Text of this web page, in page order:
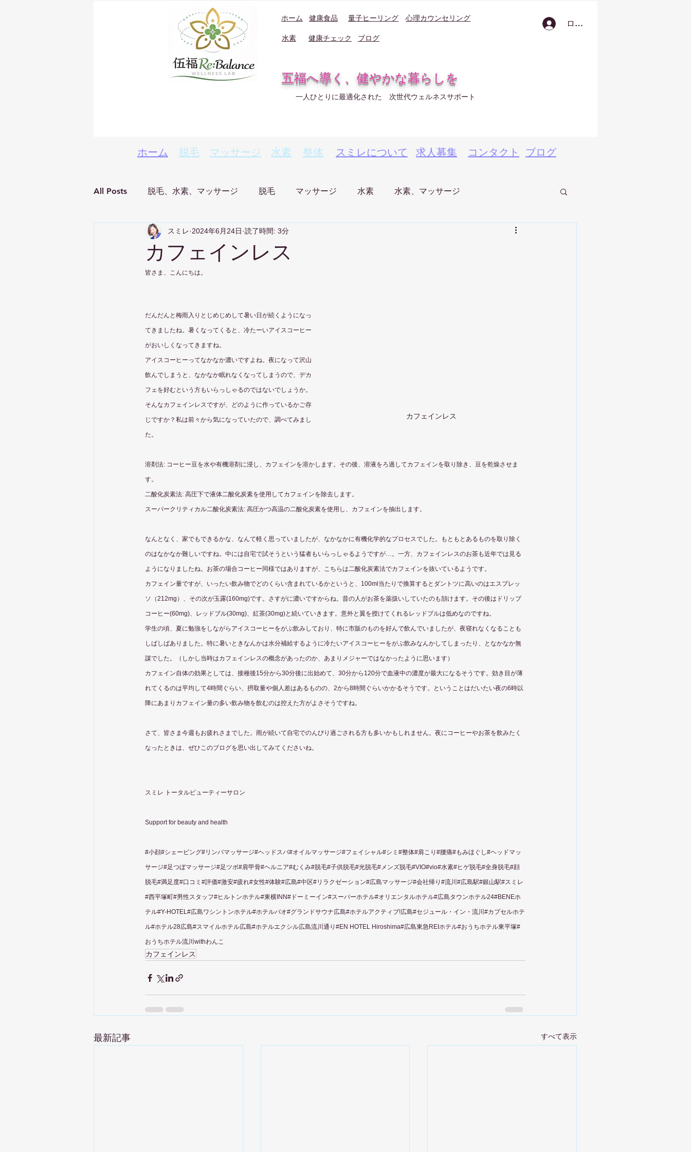
ホーム 健康食品 量子ヒーリング 心理カウンセリング
水素 健康チェック ブログ
五福へ導く、健やかな暮らしを
一人ひとりに最適化された 次世代ウェルネスサポート
ログイン
ホーム 脱毛 マッサージ 水素 整体 スミレについて 求人募集 コンタクト ブログ
All Posts 脱毛、水素、マッサージ 脱毛 マッサージ 水素 水素、マッサージ
カフェインレス
スミレ 2024年6月24日 読了時間: 3分
皆さま、こんにちは。
カフェインレス
だんだんと梅雨入りとじめじめして暑い日が続くようになっ
てきましたね。暑くなってくると、冷たーいアイスコーヒー
がおいしくなってきますね。
アイスコーヒーってなかなか濃いですよね。夜になって沢山
飲んでしまうと、なかなか眠れなくなってしまうので、デカ
フェを好むという方もいらっしゃるのではないでしょうか。
そんなカフェインレスですが、どのように作っているかご存
じですか？私は前々から気になっていたので、調べてみまし
た。
溶剤法: コーヒー豆を水や有機溶剤に浸し、カフェインを溶かします。その後、溶液をろ過してカフェインを取り除き、豆を乾燥させま
す。
二酸化炭素法: 高圧下で液体二酸化炭素を使用してカフェインを除去します。
スーパークリティカル二酸化炭素法: 高圧かつ高温の二酸化炭素を使用し、カフェインを抽出します。
なんとなく、家でもできるかな、なんて軽く思っていましたが、なかなかに有機化学的なプロセスでした。もともとあるものを取り除く
のはなかなか難しいですね。中には自宅で試そうという猛者もいらっしゃるようですが…。一方、カフェインレスのお茶も近年では見る
ようになりましたね。お茶の場合コーヒー同様ではありますが、こちらは二酸化炭素法でカフェインを抜いているようです。
カフェイン量ですが、いったい飲み物でどのくらい含まれているかというと、100ml当たりで換算するとダントツに高いのはエスプレッ
ソ（212mg）、その次が玉露(160mg)です。さすがに濃いですからね。昔の人がお茶を薬扱いしていたのも頷けます。その後はドリップ
コーヒー(60mg)、レッドブル(30mg)、紅茶(30mg)と続いていきます。意外と翼を授けてくれるレッドブルは低めなのですね。
学生の頃、夏に勉強をしながらアイスコーヒーをがぶ飲みしており、特に市販のものを好んで飲んでいましたが、夜寝れなくなることも
しばしばありました。特に暑いときなんかは水分補給するように冷たいアイスコーヒーをがぶ飲みなんかしてしまったり、となかなか無
謀でした。（しかし当時はカフェインレスの概念があったのか、あまりメジャーではなかったように思います）
カフェイン自体の効果としては、接種後15分から30分後に出始めて、30分から120分で血液中の濃度が最大になるそうです。効き目が薄
れてくるのは平均して4時間ぐらい、摂取量や個人差はあるものの、2から8時間ぐらいかかるそうです。ということはだいたい夜の6時以
降にあまりカフェイン量の多い飲み物を飲むのは控えた方がよさそうですね。
さて、皆さま今週もお疲れさまでした。雨が続いて自宅でのんびり過ごされる方も多いかもしれません。夜にコーヒーやお茶を飲みたく
なったときは、ぜひこのブログを思い出してみてくださいね。
スミレ トータルビューティーサロン
Support for beauty and health
#小顔#シェービング#リンパマッサージ#ヘッドスパ#オイルマッサージ#フェイシャル#シミ#整体#肩こり#腰痛#もみほぐし#ヘッドマッ
サージ#足つぼマッサージ#足ツボ#肩甲骨#ヘルニア#むくみ#脱毛#子供脱毛#光脱毛#メンズ脱毛#VIO#vio#水素#ヒゲ脱毛#全身脱毛#顔
脱毛#満足度#口コミ#評価#激安#疲れ#女性#体験#広島#中区#リラクゼーション#広島マッサージ#会社帰り#流川#広島駅#銀山駅#スミレ
#西平塚町#男性スタッフ#ヒルトンホテル#東横INN#ドーミーイン#スーパーホテル#オリエンタルホテル#広島タウンホテル24#BENEホ
テル#Y-HOTEL#広島ワシントンホテル#ホテルパオ#グランドサウナ広島#ホテルアクティブ!広島#セジュール・イン・流川#カプセルホテ
ル#ホテル28広島#スマイルホテル広島#ホテルエクシル広島流川通り#EN HOTEL Hiroshima#広島東急REIホテル#おうちホテル東平塚#
おうちホテル流川withわんこ
カフェインレス
最新記事 すべて表示